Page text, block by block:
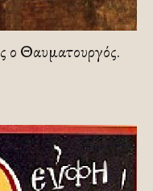
ο Θαυματουργός.